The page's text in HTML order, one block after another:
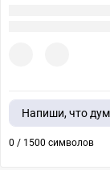
Напиши, что
0 / 1500 символов